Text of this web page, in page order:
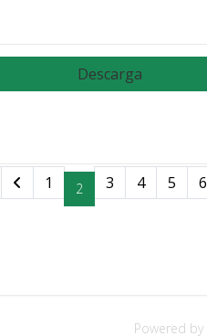
Descarga
1 2 3 4 5 6
Powered by